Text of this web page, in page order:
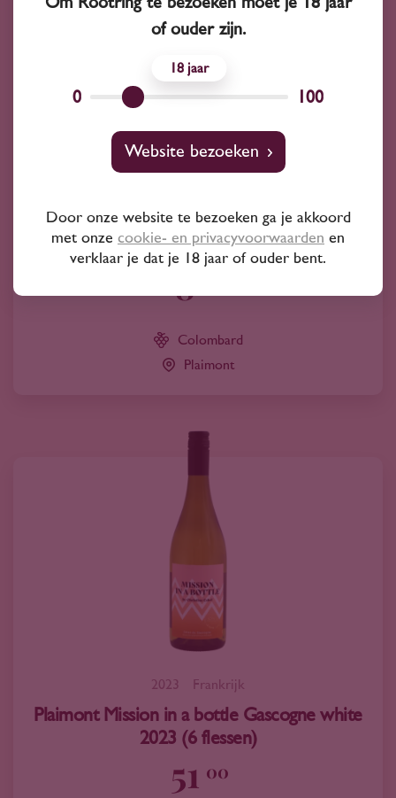
Plaimont Mission in a bottle Gascogne white
2023
8
Colombard
Plaimont
2023 Frankrijk
Plaimont Mission in a bottle Gascogne white
2023 (6 flessen)
51 00
of ouder zijn.
0
18
100
Website bezoeken
Door onze website te bezoeken ga je akkoord
met onze cookie- en privacyvoorwaarden en
verklaar je dat je 18 jaar of ouder bent.